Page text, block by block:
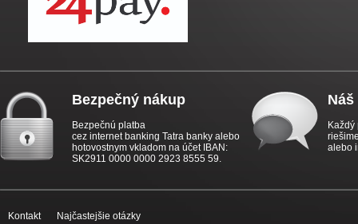
Bezpečný nákup
Bezpečnú platba
cez internet banking Tatra banky alebo
hotovostnym vkladom na účet IBAN:
SK2911 0000 0000 2923 8555 59.
Každý
alebo
Kontakt
Najčastejšie otázky